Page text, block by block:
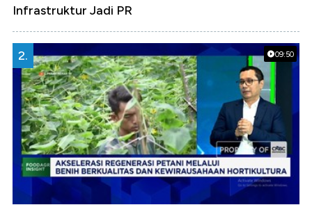
Infrastruktur Jadi PR
09:50
2.